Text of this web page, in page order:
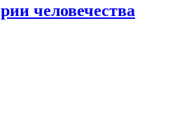
человечества